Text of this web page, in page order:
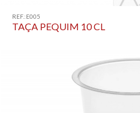
REF.:E005
TAÇA PEQUIM 10 CL